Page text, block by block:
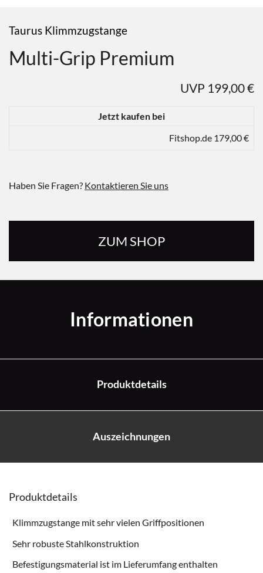
Taurus Klimmzugstange
Multi-Grip Premium
UVP 199,00 €
Jetzt kaufen bei
Fitshop.de 179,00 €
Haben Sie Fragen? Kontaktieren Sie uns
ZUM SHOP
Informationen
Produktdetails
Auszeichnungen
Produktdetails
Klimmzugstange mit sehr vielen Griffpositionen
Sehr robuste Stahlkonstruktion
Befestigungsmaterial ist im Lieferumfang enthalten